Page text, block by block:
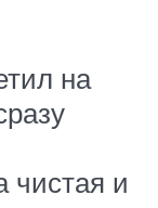
на
чистая и